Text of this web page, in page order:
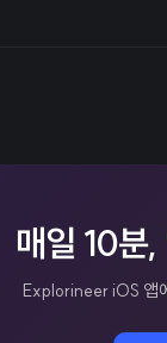
매일 10분
Explorineer iOS 앱